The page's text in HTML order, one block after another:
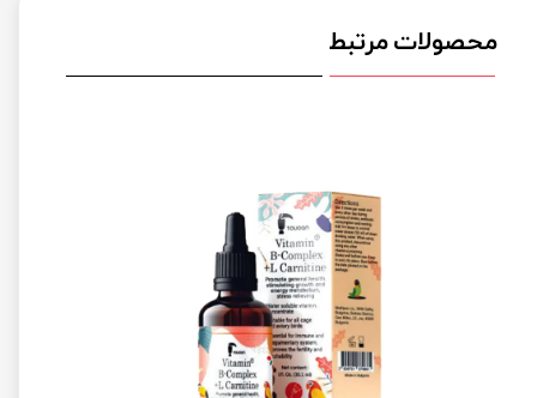
محصولات مرتبط